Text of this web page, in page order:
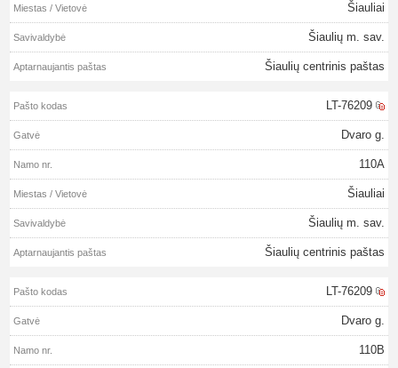
Šiauliai
Šiaulių m. sav.
Šiaulių centrinis paštas
LT-76209
Dvaro g.
110A
Šiauliai
Šiaulių m. sav.
Šiaulių centrinis paštas
LT-76209
Dvaro g.
110B